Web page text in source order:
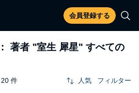
会員登録する
著者 "室生 犀星" すべての
件 人気 フィルター